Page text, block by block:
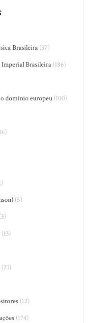
Brasileira (37)
Imperial Brasileira (186)
domínio europeu(100)
(5)
(13)
(21)
(12)
(174)